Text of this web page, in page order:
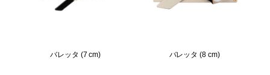
バレッタ (7 cm) バレッタ (8 cm)